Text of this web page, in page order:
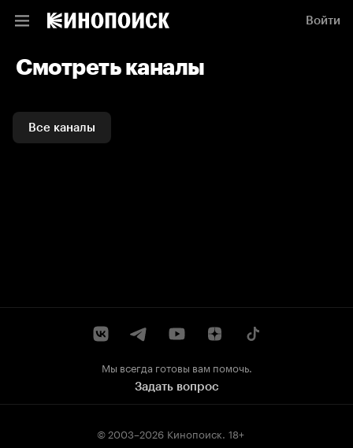
Войти
Смотреть каналы
Все каналы
Мы всегда готовы вам помочь.
Задать вопрос
© 2003–2026 Кинопоиск. 18+